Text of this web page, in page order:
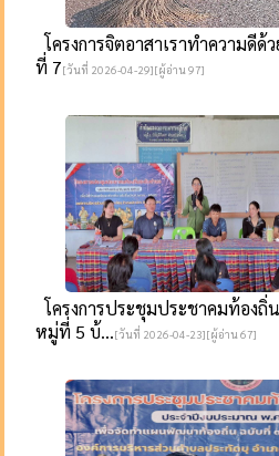
โครงการจิตอาสาเราทำความดีด้
ที่ 7[วันที่ 2026-04-29][ผู้อ่าน 97]
โครงการประชุมประชาคมท้องถิ่
หมู่ที่ 5 บ้...[วันที่ 2026-04-23][ผู้อ่าน 67]